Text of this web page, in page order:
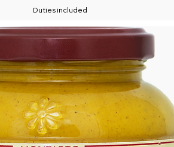
Duties included